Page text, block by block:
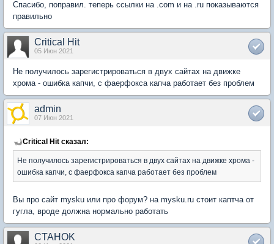
Спасибо, поправил. теперь ссылки на .com и на .ru показываются
правильно
Critical Hit
05 Июн 2021
Не получилось зарегистрироваться в двух сайтах на движке
хрома - ошибка капчи, с фаерфокса капча работает без проблем
admin
07 Июн 2021
Critical Hit сказал:
Не получилось зарегистрироваться в двух сайтах на движке хрома -
ошибка капчи, с фаерфокса капча работает без проблем
Вы про сайт mysku или про форум? на mysku.ru стоит каптча от
гугла, вроде должна нормально работать
CTAHOK